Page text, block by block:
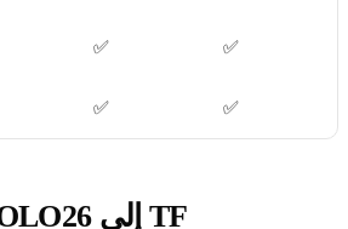
✅ ✅
✅ ✅